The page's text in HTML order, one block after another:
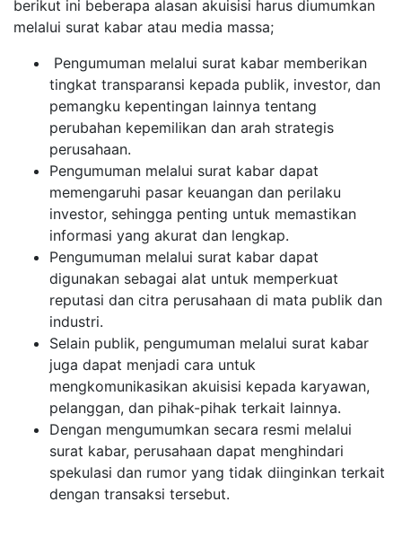
berikut ini beberapa alasan akuisisi harus diumumkan
melalui surat kabar atau media massa;
Pengumuman melalui surat kabar memberikan
tingkat transparansi kepada publik, investor, dan
pemangku kepentingan lainnya tentang
perubahan kepemilikan dan arah strategis
perusahaan.
Pengumuman melalui surat kabar dapat
memengaruhi pasar keuangan dan perilaku
investor, sehingga penting untuk memastikan
informasi yang akurat dan lengkap.
Pengumuman melalui surat kabar dapat
digunakan sebagai alat untuk memperkuat
reputasi dan citra perusahaan di mata publik dan
industri.
Selain publik, pengumuman melalui surat kabar
juga dapat menjadi cara untuk
mengkomunikasikan akuisisi kepada karyawan,
pelanggan, dan pihak-pihak terkait lainnya.
Dengan mengumumkan secara resmi melalui
surat kabar, perusahaan dapat menghindari
spekulasi dan rumor yang tidak diinginkan terkait
dengan transaksi tersebut.